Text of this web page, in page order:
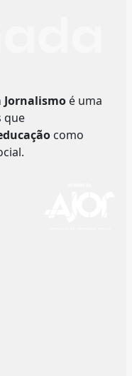
Jornalismo é uma
que
como